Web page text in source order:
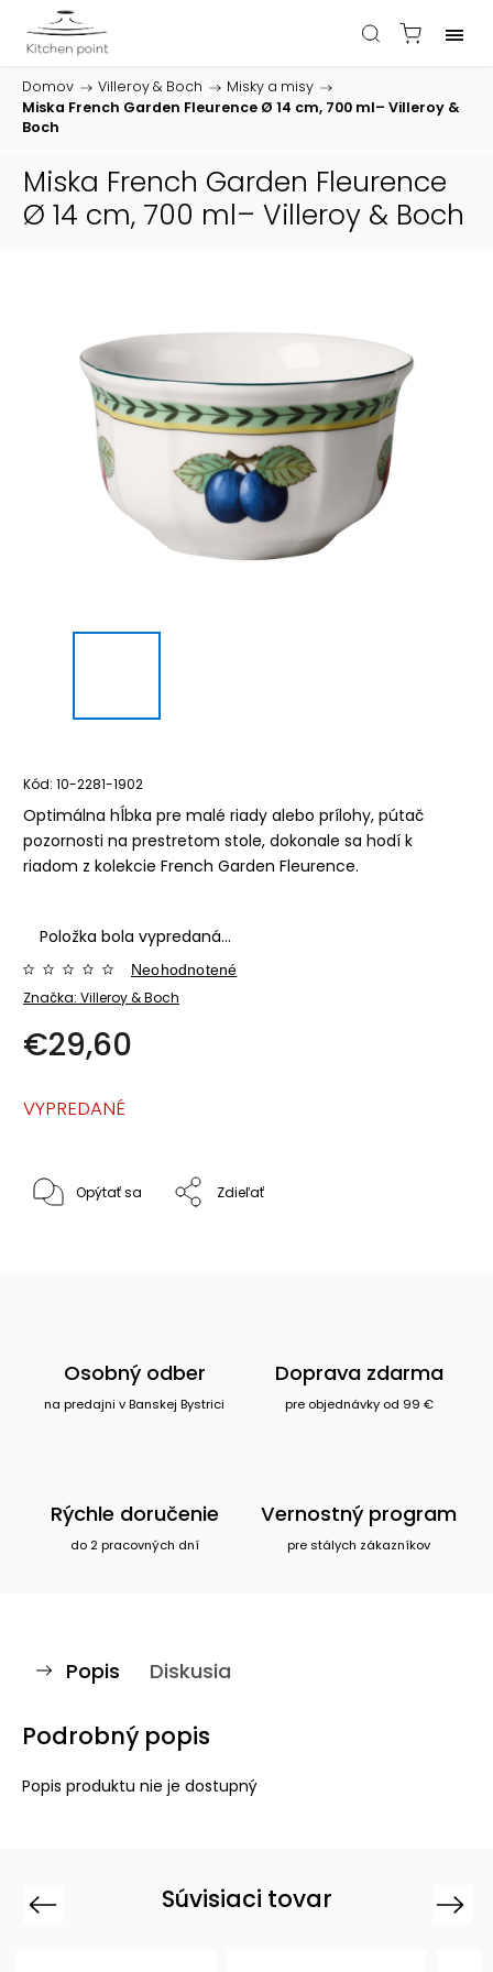
Domov / Villeroy & Boch / Misky a misy /
Miska French Garden Fleurence Ø 14 cm, 700 ml– Villeroy &
Boch
Miska French Garden Fleurence
Ø 14 cm, 700 ml– Villeroy & Boch
Kód: 10-2281-1902
Optimálna hĺbka pre malé riady alebo prílohy, pútač
pozornosti na prestretom stole, dokonale sa hodí k
riadom z kolekcie French Garden Fleurence.
Položka bola vypredaná…
Značka: Villeroy & Boch
Neohodnotené
€29,60
VYPREDANÉ
Opýtať sa Zdieľať
Osobný odber
na predajni v Banskej Bystrici
Doprava zdarma
pre objednávky od 99 €
Rýchle doručenie
do 2 pracovných dní
Vernostný program
pre stálych zákazníkov
Popis Diskusia
Podrobný popis
Popis produktu nie je dostupný
Súvisiaci tovar
Previous Next